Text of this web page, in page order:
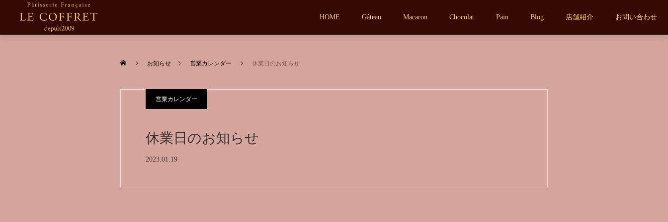
HOME Gâteau Macaron Chocolat Pain Blog 店舗紹介 お問い合わせ
お知らせ 営業カレンダー 休業日のお知らせ
営業カレンダー
休業日のお知らせ
2023.01.19